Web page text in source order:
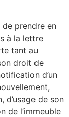
prendre en
à la lettre
tant au
droit de
d’un
d’usage de son
de l’immeuble